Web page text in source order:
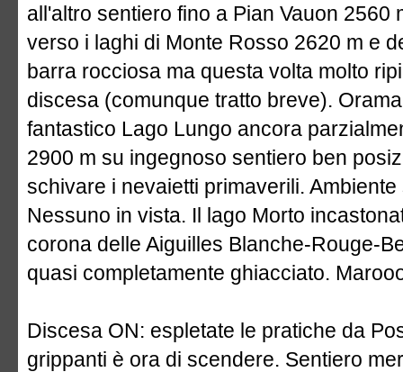
all'altro sentiero fino a Pian Vauon
verso i laghi di Monte Rosso 2620 m e
barra rocciosa ma questa volta molto
discesa (comunque tratto breve).
fantastico Lago Lungo ancora
2900 m su ingegnoso sentiero ben
schivare i nevaietti primaverili.
Nessuno in vista. Il lago Morto
corona delle Aiguilles Blanche-Rouge-
quasi completamente ghiacciato.
Discesa ON: espletate le pratiche da
grippanti è ora di scendere. Sentiero